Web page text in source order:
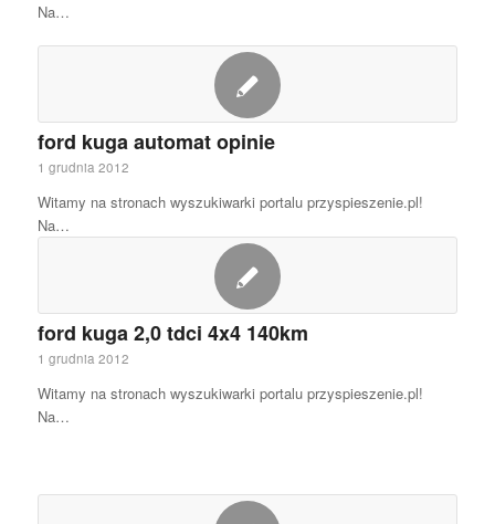
Na…
ford kuga automat opinie
1 grudnia 2012
Witamy na stronach wyszukiwarki portalu przyspieszenie.pl!
Na…
ford kuga 2,0 tdci 4x4 140km
1 grudnia 2012
Witamy na stronach wyszukiwarki portalu przyspieszenie.pl!
Na…